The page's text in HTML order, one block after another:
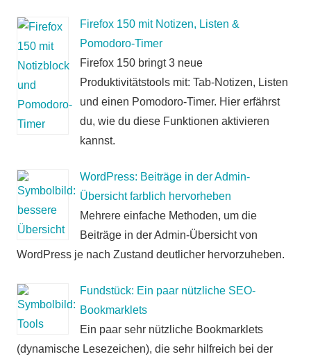
Firefox 150 mit Notizen, Listen &
Pomodoro-Timer
Firefox 150 bringt 3 neue
Produktivitätstools mit: Tab-Notizen, Listen
und einen Pomodoro-Timer. Hier erfährst
du, wie du diese Funktionen aktivieren
kannst.
WordPress: Beiträge in der Admin-
Übersicht farblich hervorheben
Mehrere einfache Methoden, um die
Beiträge in der Admin-Übersicht von
WordPress je nach Zustand deutlicher hervorzuheben.
Fundstück: Ein paar nützliche SEO-
Bookmarklets
Ein paar sehr nützliche Bookmarklets
(dynamische Lesezeichen), die sehr hilfreich bei der